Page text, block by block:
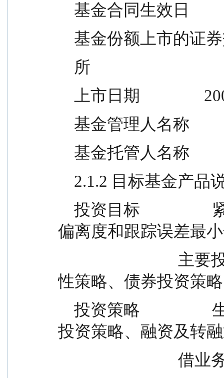
基金合同生效日
基金份额上市的
    所
上市日期
基金管理人名称
基金托管人名称
2.1.2 目标基金产品
偏离度和跟踪误差最
性策略、债券投资策
投资策略、融资及转